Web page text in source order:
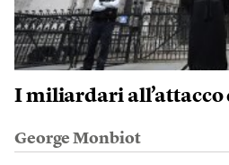
I miliardari
George Monbiot